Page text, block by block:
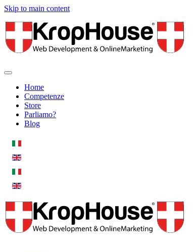
Skip to main content
Home
Competenze
Store
Parliamo?
Blog